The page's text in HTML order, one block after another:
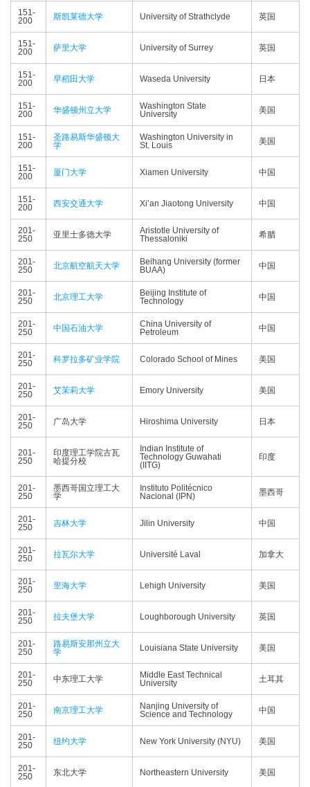
151-
200
斯凯莱德大学 University of Strathclyde 英国
151-
200
萨里大学 University of Surrey 英国
151-
200
早稻田大学 Waseda University 日本
151-
200
华盛顿州立大学
Washington State
University
美国
151-
200
圣路易斯华盛顿大
学
Washington University in
St. Louis
美国
151-
200
厦门大学 Xiamen University 中国
151-
200
西安交通大学 Xi’an Jiaotong University 中国
201-
250
亚里士多德大学
Aristotle University of
Thessaloniki
希腊
201-
250
北京航空航天大学
Beihang University (former
BUAA)
中国
201-
250
北京理工大学
Beijing Institute of
Technology
中国
201-
250
中国石油大学
China University of
Petroleum
中国
201-
250
科罗拉多矿业学院 Colorado School of Mines 美国
201-
250
艾茉莉大学 Emory University 美国
201-
250
广岛大学 Hiroshima University 日本
201-
250
印度理工学院古瓦
哈提分校
Indian Institute of
Technology Guwahati
(IITG)
印度
201-
250
墨西哥国立理工大
学
Instituto Politécnico
Nacional (IPN)
墨西哥
201-
250
吉林大学 Jilin University 中国
201-
250
拉瓦尔大学 Université Laval 加拿大
201-
250
里海大学 Lehigh University 美国
201-
250
拉夫堡大学 Loughborough University 英国
201-
250
路易斯安那州立大
学
Louisiana State University 美国
201-
250
中东理工大学
Middle East Technical
University
土耳其
201-
250
南京理工大学
Nanjing University of
Science and Technology
中国
201-
250
纽约大学 New York University (NYU) 美国
201-
250
东北大学 Northeastern University 美国